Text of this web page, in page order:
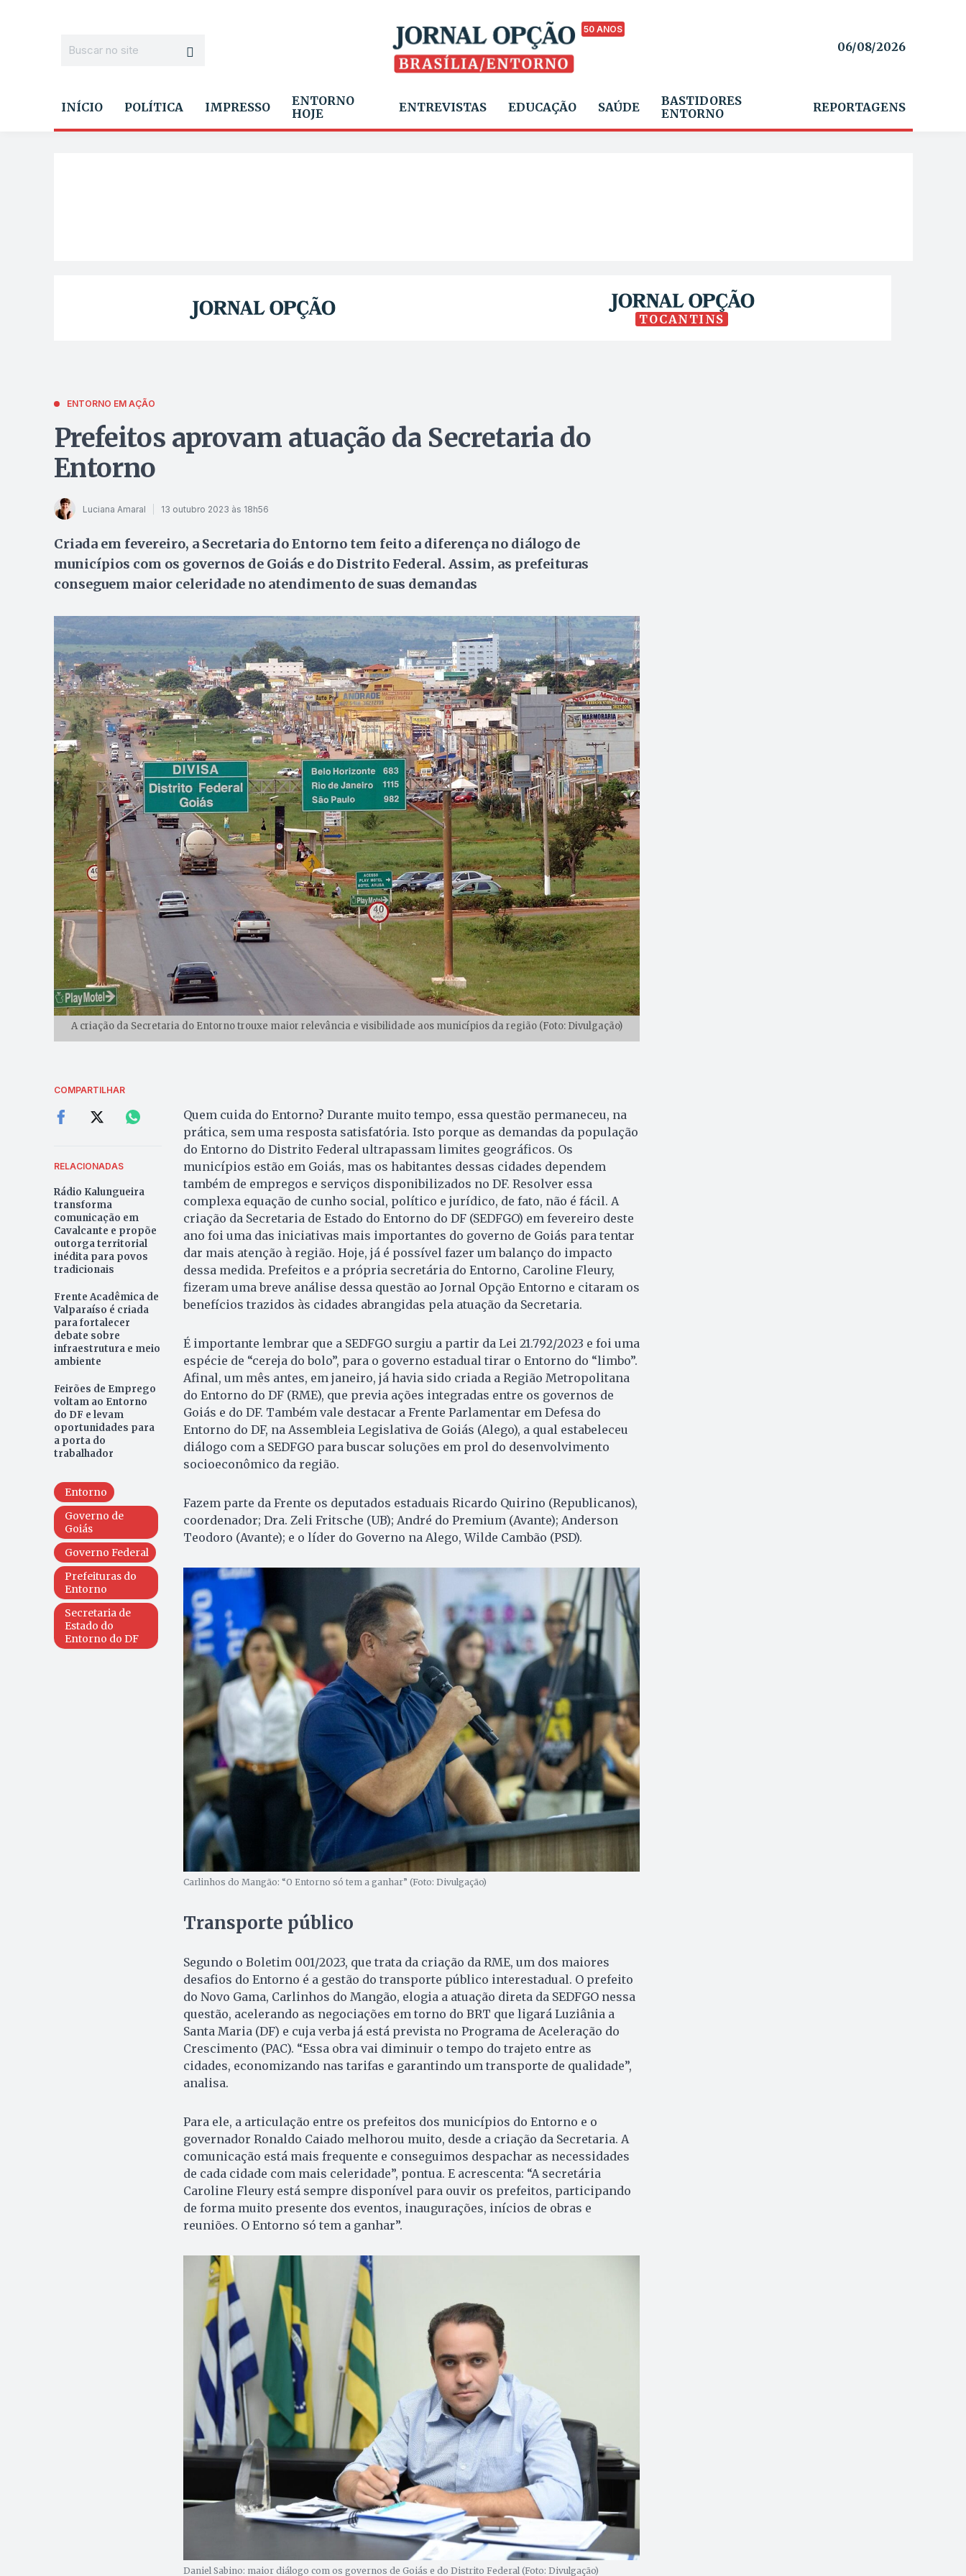
50 ANOS
06/08/2026
INÍCIO POLÍTICA IMPRESSO
ENTORNO
HOJE
ENTREVISTAS EDUCAÇÃO SAÚDE
BASTIDORES
ENTORNO
REPORTAGENS
TOCANTINS
ENTORNO EM AÇÃO
Prefeitos aprovam atuação da Secretaria do
Entorno
Luciana Amaral 13 outubro 2023 às 18h56
Criada em fevereiro, a Secretaria do Entorno tem feito a diferença no diálogo de
municípios com os governos de Goiás e do Distrito Federal. Assim, as prefeituras
conseguem maior celeridade no atendimento de suas demandas
A criação da Secretaria do Entorno trouxe maior relevância e visibilidade aos municípios da região (Foto: Divulgação)
COMPARTILHAR
RELACIONADAS
Rádio Kalungueira
transforma
comunicação em
Cavalcante e propõe
outorga territorial
inédita para povos
tradicionais
Frente Acadêmica de
Valparaíso é criada
para fortalecer
debate sobre
infraestrutura e meio
ambiente
Feirões de Emprego
voltam ao Entorno
do DF e levam
oportunidades para
a porta do
trabalhador
Entorno
Governo de
Goiás
Governo Federal
Prefeituras do
Entorno
Secretaria de
Estado do
Entorno do DF
Quem cuida do Entorno? Durante muito tempo, essa questão permaneceu, na
prática, sem uma resposta satisfatória. Isto porque as demandas da população
do Entorno do Distrito Federal ultrapassam limites geográficos. Os
municípios estão em Goiás, mas os habitantes dessas cidades dependem
também de empregos e serviços disponibilizados no DF. Resolver essa
complexa equação de cunho social, político e jurídico, de fato, não é fácil. A
criação da Secretaria de Estado do Entorno do DF (SEDFGO) em fevereiro deste
ano foi uma das iniciativas mais importantes do governo de Goiás para tentar
dar mais atenção à região. Hoje, já é possível fazer um balanço do impacto
dessa medida. Prefeitos e a própria secretária do Entorno, Caroline Fleury,
fizeram uma breve análise dessa questão ao Jornal Opção Entorno e citaram os
benefícios trazidos às cidades abrangidas pela atuação da Secretaria.
É importante lembrar que a SEDFGO surgiu a partir da Lei 21.792/2023 e foi uma
espécie de “cereja do bolo”, para o governo estadual tirar o Entorno do “limbo”.
Afinal, um mês antes, em janeiro, já havia sido criada a Região Metropolitana
do Entorno do DF (RME), que previa ações integradas entre os governos de
Goiás e do DF. Também vale destacar a Frente Parlamentar em Defesa do
Entorno do DF, na Assembleia Legislativa de Goiás (Alego), a qual estabeleceu
diálogo com a SEDFGO para buscar soluções em prol do desenvolvimento
socioeconômico da região.
Fazem parte da Frente os deputados estaduais Ricardo Quirino (Republicanos),
coordenador; Dra. Zeli Fritsche (UB); André do Premium (Avante); Anderson
Teodoro (Avante); e o líder do Governo na Alego, Wilde Cambão (PSD).
Carlinhos do Mangão: “O Entorno só tem a ganhar” (Foto: Divulgação)
Transporte público
Segundo o Boletim 001/2023, que trata da criação da RME, um dos maiores
desafios do Entorno é a gestão do transporte público interestadual. O prefeito
do Novo Gama, Carlinhos do Mangão, elogia a atuação direta da SEDFGO nessa
questão, acelerando as negociações em torno do BRT que ligará Luziânia a
Santa Maria (DF) e cuja verba já está prevista no Programa de Aceleração do
Crescimento (PAC). “Essa obra vai diminuir o tempo do trajeto entre as
cidades, economizando nas tarifas e garantindo um transporte de qualidade”,
analisa.
Para ele, a articulação entre os prefeitos dos municípios do Entorno e o
governador Ronaldo Caiado melhorou muito, desde a criação da Secretaria. A
comunicação está mais frequente e conseguimos despachar as necessidades
de cada cidade com mais celeridade”, pontua. E acrescenta: “A secretária
Caroline Fleury está sempre disponível para ouvir os prefeitos, participando
de forma muito presente dos eventos, inaugurações, inícios de obras e
reuniões. O Entorno só tem a ganhar”.
Daniel Sabino: maior diálogo com os governos de Goiás e do Distrito Federal (Foto: Divulgação)